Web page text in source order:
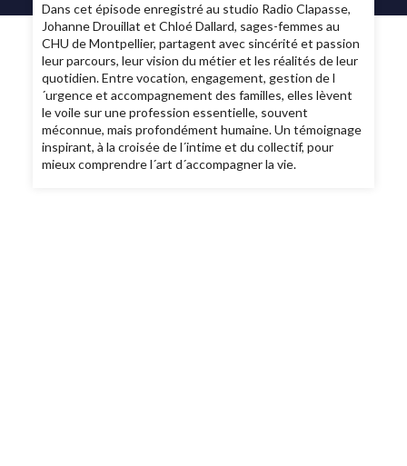
Dans cet épisode enregistré au studio Radio Clapasse,
Johanne Drouillat et Chloé Dallard, sages-femmes au
CHU de Montpellier, partagent avec sincérité et passion
leur parcours, leur vision du métier et les réalités de leur
quotidien. Entre vocation, engagement, gestion de l
´urgence et accompagnement des familles, elles lèvent
le voile sur une profession essentielle, souvent
méconnue, mais profondément humaine. Un témoignage
inspirant, à la croisée de l´intime et du collectif, pour
mieux comprendre l´art d´accompagner la vie.